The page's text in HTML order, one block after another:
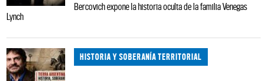
Bercovich expone la historia oculta de la familia Venegas
Lynch
HISTORIA Y SOBERANÍA TERRITORIAL